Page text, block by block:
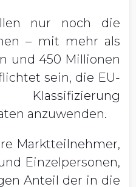
nur noch die
– mit mehr als
und 450 Millionen
sein, die EU-
anzuwenden.
Marktteilnehmer,
Einzelpersonen,
Anteil der in die